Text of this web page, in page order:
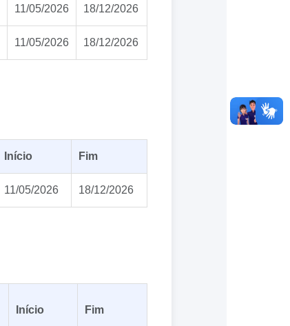
11/05/2026 18/12/2026
11/05/2026 18/12/2026
Início Fim
11/05/2026 18/12/2026
Início Fim